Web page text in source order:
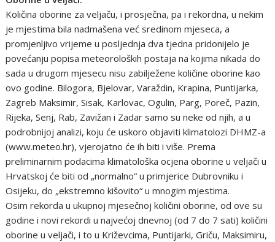
Količina oborine za veljaču, i prosječna, pa i rekordna, u nekim
je mjestima bila nadmašena već sredinom mjeseca, a
promjenljivo vrijeme u posljednja dva tjedna pridonijelo je
povećanju popisa meteoroloških postaja na kojima nikada do
sada u drugom mjesecu nisu zabilježene količine oborine kao
ovo godine. Bilogora, Bjelovar, Varaždin, Krapina, Puntijarka,
Zagreb Maksimir, Sisak, Karlovac, Ogulin, Parg, Poreč, Pazin,
Rijeka, Senj, Rab, Zavižan i Zadar samo su neke od njih, a u
podrobnijoj analizi, koju će uskoro objaviti klimatolozi DHMZ-a
(www.meteo.hr), vjerojatno će ih biti i više. Prema
preliminarnim podacima klimatološka ocjena oborine u veljači u
Hrvatskoj će biti od „normalno“ u primjerice Dubrovniku i
Osijeku, do „ekstremno kišovito“ u mnogim mjestima.
Osim rekorda u ukupnoj mjesečnoj količini oborine, od ove su
godine i novi rekordi u najvećoj dnevnoj (od 7 do 7 sati) količini
oborine u veljači, i to u Križevcima, Puntijarki, Griču, Maksimiru,